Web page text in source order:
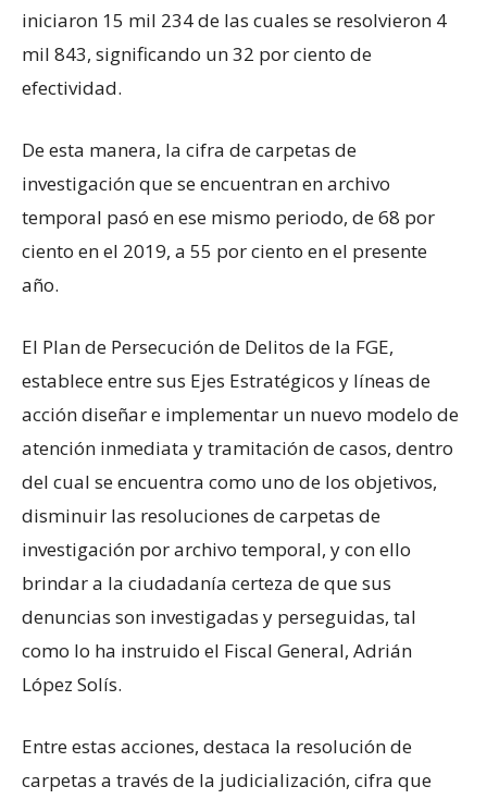
iniciaron 15 mil 234 de las cuales se resolvieron 4
mil 843, significando un 32 por ciento de
efectividad.
De esta manera, la cifra de carpetas de
investigación que se encuentran en archivo
temporal pasó en ese mismo periodo, de 68 por
ciento en el 2019, a 55 por ciento en el presente
año.
El Plan de Persecución de Delitos de la FGE,
establece entre sus Ejes Estratégicos y líneas de
acción diseñar e implementar un nuevo modelo de
atención inmediata y tramitación de casos, dentro
del cual se encuentra como uno de los objetivos,
disminuir las resoluciones de carpetas de
investigación por archivo temporal, y con ello
brindar a la ciudadanía certeza de que sus
denuncias son investigadas y perseguidas, tal
como lo ha instruido el Fiscal General, Adrián
López Solís.
Entre estas acciones, destaca la resolución de
carpetas a través de la judicialización, cifra que